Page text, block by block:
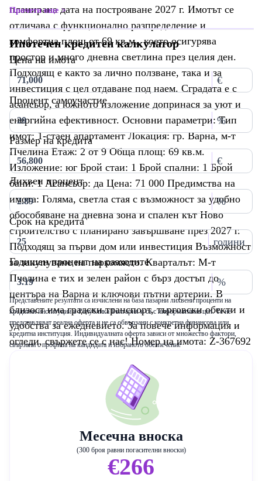
планирана дата на построяване 2027 г. Имотът се
отличава с функционално разпределение и
комфортна площ от 69 кв.м., което осигурява
простор и много дневна светлина през целия ден.
Подходящ е както за лично ползване, така и за
инвестиция с цел отдаване под наем. Сградата е с
асансьор, а южното изложение допринася за уют и
енергийна ефективност. Основни параметри: Тип
имот: 1-стаен апартамент Локация: гр. Варна, м-т
Пчелина Етаж: 2 от 9 Обща площ: 69 кв.м.
Изложение: юг Брой стаи: 1 Брой спални: 1 Брой
бани: 1 Асансьор: да Цена: 71 000 Предимства на
имота: Голяма, светла стая с възможност за удобно
обособяване на дневна зона и спален кът Ново
строителство с планирано завършване през 2027 г.
Подходящ за първи дом или инвестиция Възможност
за закупуване на паркомясто. Кварталът: М-т
Пчелина е тих и зелен район с бърз достъп до
центъра на Варна и ключови пътни артерии. В
близост има градски транспорт, търговски обекти и
удобства за ежедневието. За повече информация и
огледи, свържете се с нас! Номер на имота: Z-367692
Прочети още
Ипотечен кредитен калкулатор
Цена на имота
€
Процент самоучастие
%
Размер на кредита
€
Лихвен процент
%
Срок на кредита
години
Годишен процент на разходите
%
Представените резултати са изчислени на база пазарни лихвени проценти на
кредитни институции в Република България и са с информативна цел. Те не
представляват реална оферта и не са обвързани с конкретна финансова или
кредитна институция. Индивидуалната оферта зависи от множество фактори,
свързани с профила на кандидата и избраното обезпечение
Месечна вноска
(300 броя равни погасителни вноски)
€266